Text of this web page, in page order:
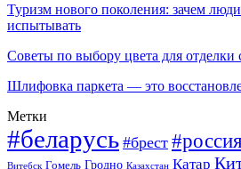
Туризм нового поколения: зачем
испытывать
Советы по выбору цвета для отделки
Шлифовка паркета — это
Метки
#беларусь #брест #россия
Витебск Гомель Гродно Казахстан Катар